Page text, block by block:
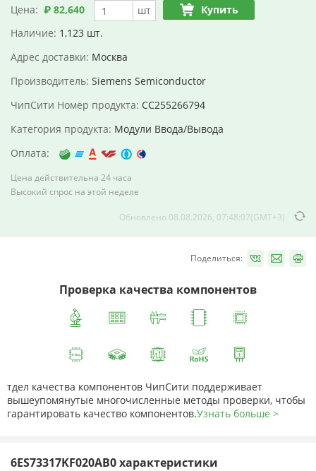
Цена: ₽ 82,640 шт
Купить
Наличие: 1,123 шт.
Адрес доставки: Москва
Производитель: Siemens Semiconductor
ЧипСити Номер продукта: CC255266794
Категория продукта: Модули Ввода/Вывода
Оплата:
Цена действительна 24 часа
Высокий спрос на этой неделе
Обновлено 08.08.2026, 07:48:07(GMT+3)
Поделиться:
Проверка качества компонентов
тдел качества компонентов ЧипСити поддерживает
вышеупомянутые многочисленные методы проверки, чтобы
гарантировать качество компонентов.Узнать больше >
6ES73317KF020AB0 характеристики